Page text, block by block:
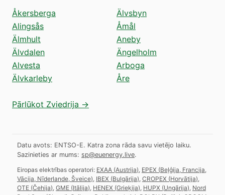
Åkersberga
Alingsås
Älmhult
Älvdalen
Alvesta
Älvkarleby
Älvsbyn
Åmål
Aneby
Ängelholm
Arboga
Åre
Pārlūkot Zviedrija →
Datu avots: ENTSO-E. Katra zona rāda savu vietējo laiku.
Sazinieties ar mums: sp@euenergy.live.
Eiropas elektrības operatori: EXAA (Austrija) EPEX (Beļģija, Francija,
Vācija, Nīderlande, Šveice) IBEX (Bulgārija) CROPEX (Horvātija)
OTE (Čehija) GME (Itālija) HENEX (Grieķija) HUPX (Ungārija) Nord